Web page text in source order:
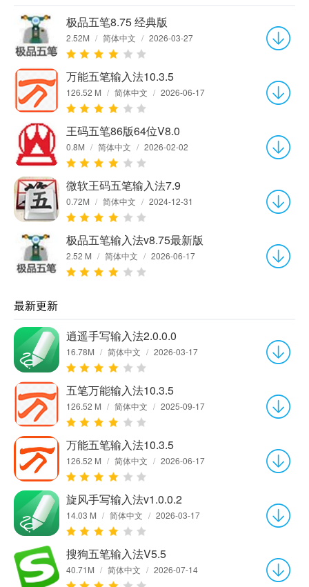
极品五笔8.75 经典版
2.52M / 简体中文 / 2026-03-27
万能五笔输入法10.3.5
126.52 M / 简体中文 / 2026-06-17
王码五笔86版64位V8.0
0.8M / 简体中文 / 2026-02-02
微软王码五笔输入法7.9
0.72M / 简体中文 / 2024-12-31
极品五笔输入法v8.75最新版
2.52 M / 简体中文 / 2026-06-17
最新更新
逍遥手写输入法2.0.0.0
16.78M / 简体中文 / 2026-03-17
五笔万能输入法10.3.5
126.52 M / 简体中文 / 2025-09-17
万能五笔输入法10.3.5
126.52 M / 简体中文 / 2026-06-17
旋风手写输入法v1.0.0.2
14.03 M / 简体中文 / 2026-03-17
搜狗五笔输入法V5.5
40.71M / 简体中文 / 2026-07-14